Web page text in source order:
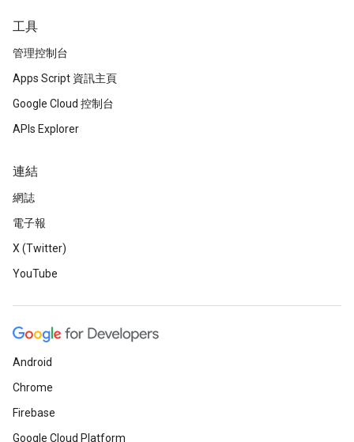
工具
管理控制台
Apps Script 資訊主頁
Google Cloud 控制台
APIs Explorer
連結
網誌
電子報
X (Twitter)
YouTube
Android
Chrome
Firebase
Google Cloud Platform